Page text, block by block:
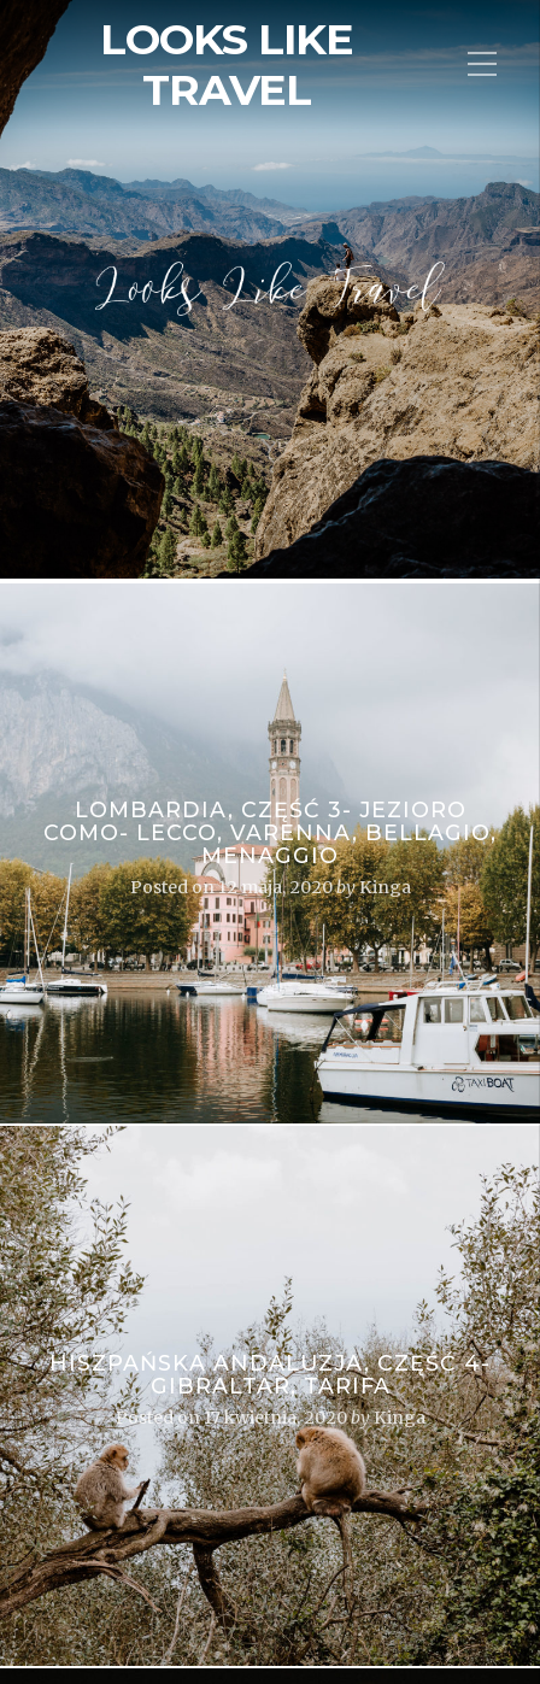
LOOKS LIKE
TRAVEL
LOMBARDIA, CZĘŚĆ 3- JEZIORO
COMO- LECCO, VARENNA, BELLAGIO,
MENAGGIO
Posted on12 maja, 2020byKinga
HISZPAŃSKA ANDALUZJA, CZĘŚĆ 4-
GIBRALTAR, TARIFA
Posted on17 kwietnia, 2020byKinga